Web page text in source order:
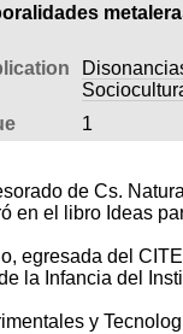
1
de Cs.
en el libro Ideas
egresada del
la Infancia del
y